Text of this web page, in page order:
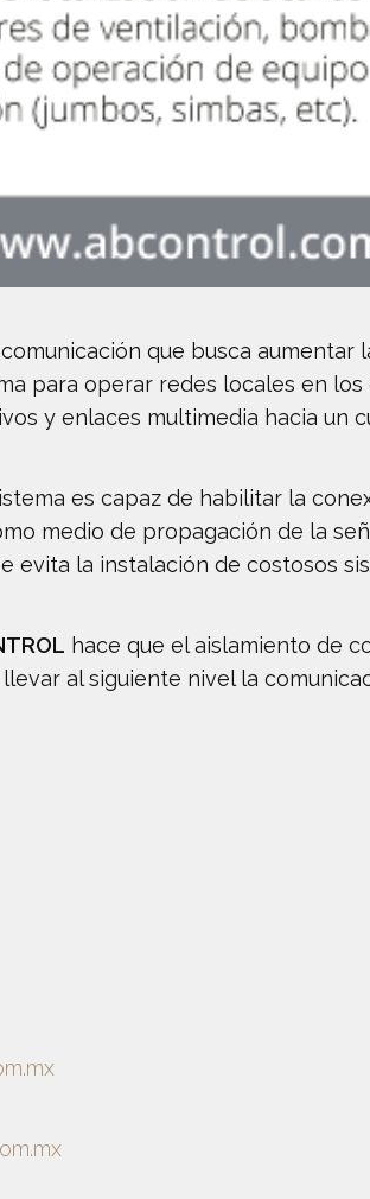
que busca
para operar redes locales en
y enlaces multimedia hacia un
es capaz de habilitar la
medio de propagación de la
evita la instalación de costosos
hace que el aislamiento de
llevar al siguiente nivel la